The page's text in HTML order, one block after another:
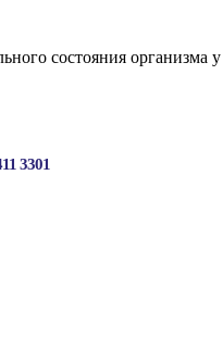
состояния организма
3301